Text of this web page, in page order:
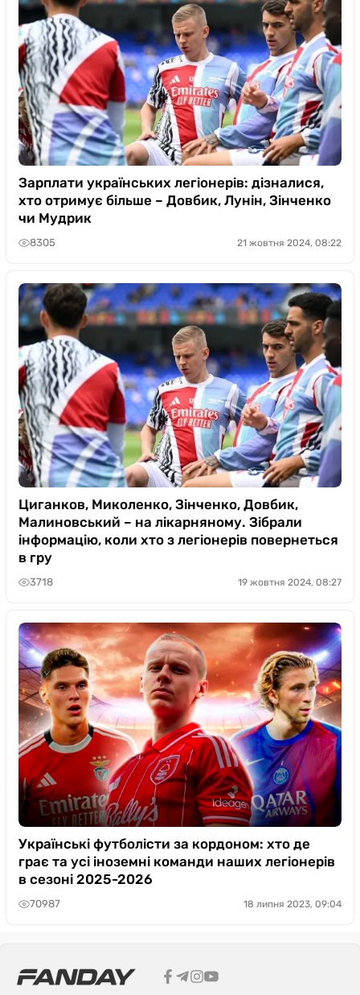
Зарплати українських легіонерів: дізналися,
хто отримує більше – Довбик, Лунін, Зінченко
чи Мудрик
8305 21 жовтня 2024, 08:22
Циганков, Миколенко, Зінченко, Довбик,
Малиновський – на лікарняному. Зібрали
інформацію, коли хто з легіонерів повернеться
в гру
3718 19 жовтня 2024, 08:27
Українські футболісти за кордоном: хто де
грає та усі іноземні команди наших легіонерів
в сезоні 2025-2026
70987 18 липня 2023, 09:04